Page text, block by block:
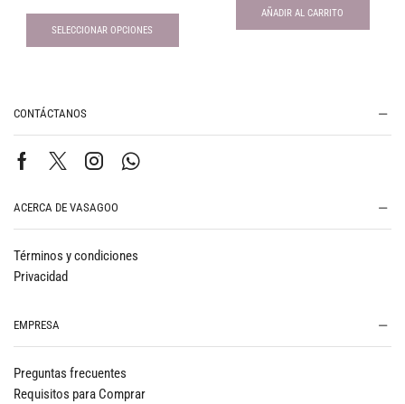
SELECCIONAR OPCIONES
AÑADIR AL CARRITO
CONTÁCTANOS
ACERCA DE VASAGOO
Términos y condiciones
Privacidad
EMPRESA
Preguntas frecuentes
Requisitos para Comprar